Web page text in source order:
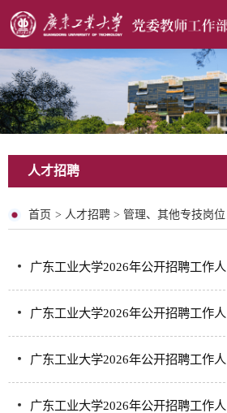
人才招聘
首页 > 人才招聘 > 管理、其他专技岗位
广东工业大学2026年公开招聘工作